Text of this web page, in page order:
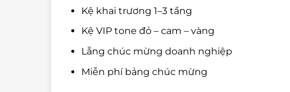
Kệ khai trương 1–3 tầng
Kệ VIP tone đỏ – cam – vàng
Lẵng chúc mừng doanh nghiệp
Miễn phí bảng chúc mừng